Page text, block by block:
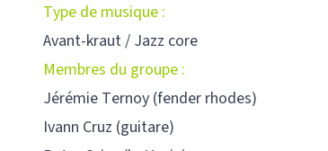
Type de musique :
Avant-kraut / Jazz core
Membres du groupe :
Jérémie Ternoy (fender rhodes)
Ivann Cruz (guitare)